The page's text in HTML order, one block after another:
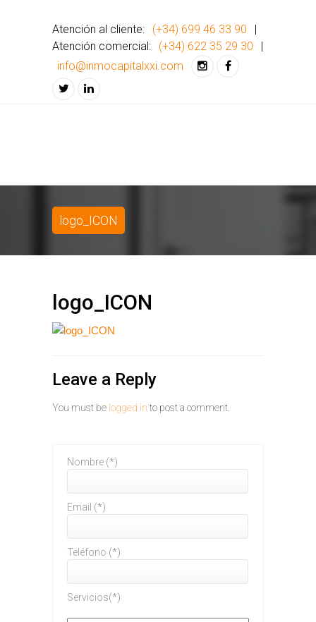
Atención al cliente: (+34) 699 46 33 90
|
Atención comercial:
(+34) 622 35 29 30
|
info@inmocapitalxxi.com
logo_ICON
logo_ICON
Leave a Reply
You must be logged in to post a comment.
Nombre (*)
Email (*)
Teléfono (*)
Servicios(*)